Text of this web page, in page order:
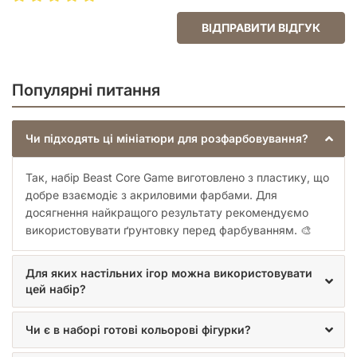
Поради для колекціонерів та гравців:
для кращого зчеплення фарби з пластиком.
Зберігання:Використовуйте спеціальні
транспортування.
Комбінування:Поєднуйте цей набір з іншими
елементами ландшафту та фігурками героїв для
створення повноцінної диорами прямо на вашому
ігровому столі.
НабірMiniatures: Beast Core Game– це не просто додаток
до гри, а інструмент для створення незабутніх епічних
історій. Незалежно від того, чи ви досвідчений майстер
підземель, чи тільки починаєте свій шлях у світі настільних
ігор, ці мініатюри стануть окрасою вашої колекції та
піднімуть естетичний рівень кожної партії.
ВІДПРАВИТИ ВІДГУК
Популярні питання
Чи підходять ці мініатюри для розфарбовування?
Так, набір Beast Core Game виготовлено з пластику, що
добре взаємодіє з акриловими фарбами. Для
досягнення найкращого результату рекомендуємо
використовувати ґрунтовку перед фарбуванням. 🎨
Для яких настільних ігор можна використовувати
цей набір?
Чи є в наборі готові кольорові фігурки?